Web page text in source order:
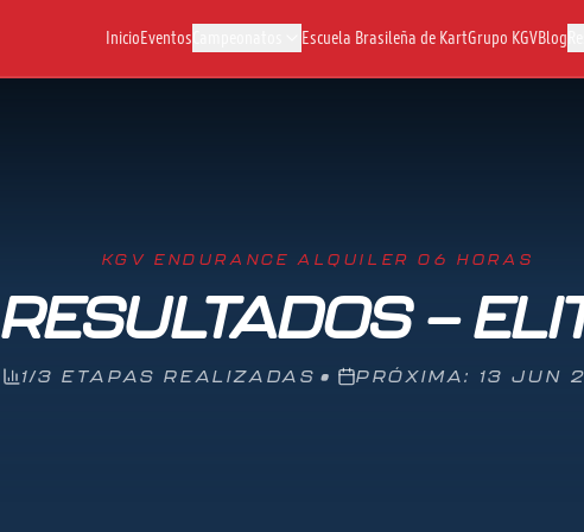
InicioEventos Escuela Brasileña de KartGrupo KGVBlog
KGV ENDURANCE ALQUILER 06 HORAS
RESULTADOS —
1/3 ETAPAS REALIZADAS • PRÓXIMA: 13 JUN